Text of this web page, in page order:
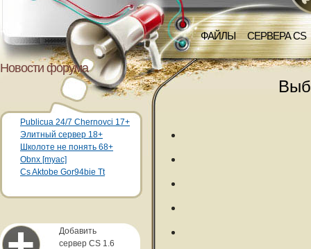
ФАЙЛЫ СЕРВЕРА CS
Новости форума
Publicua 24/7 Chernovci 17+
Элитный сервер 18+
Школоте не понять 68+
Obnx [myac]
Cs Aktobe Gor94bie Tt
Добавить
сервер CS 1.6